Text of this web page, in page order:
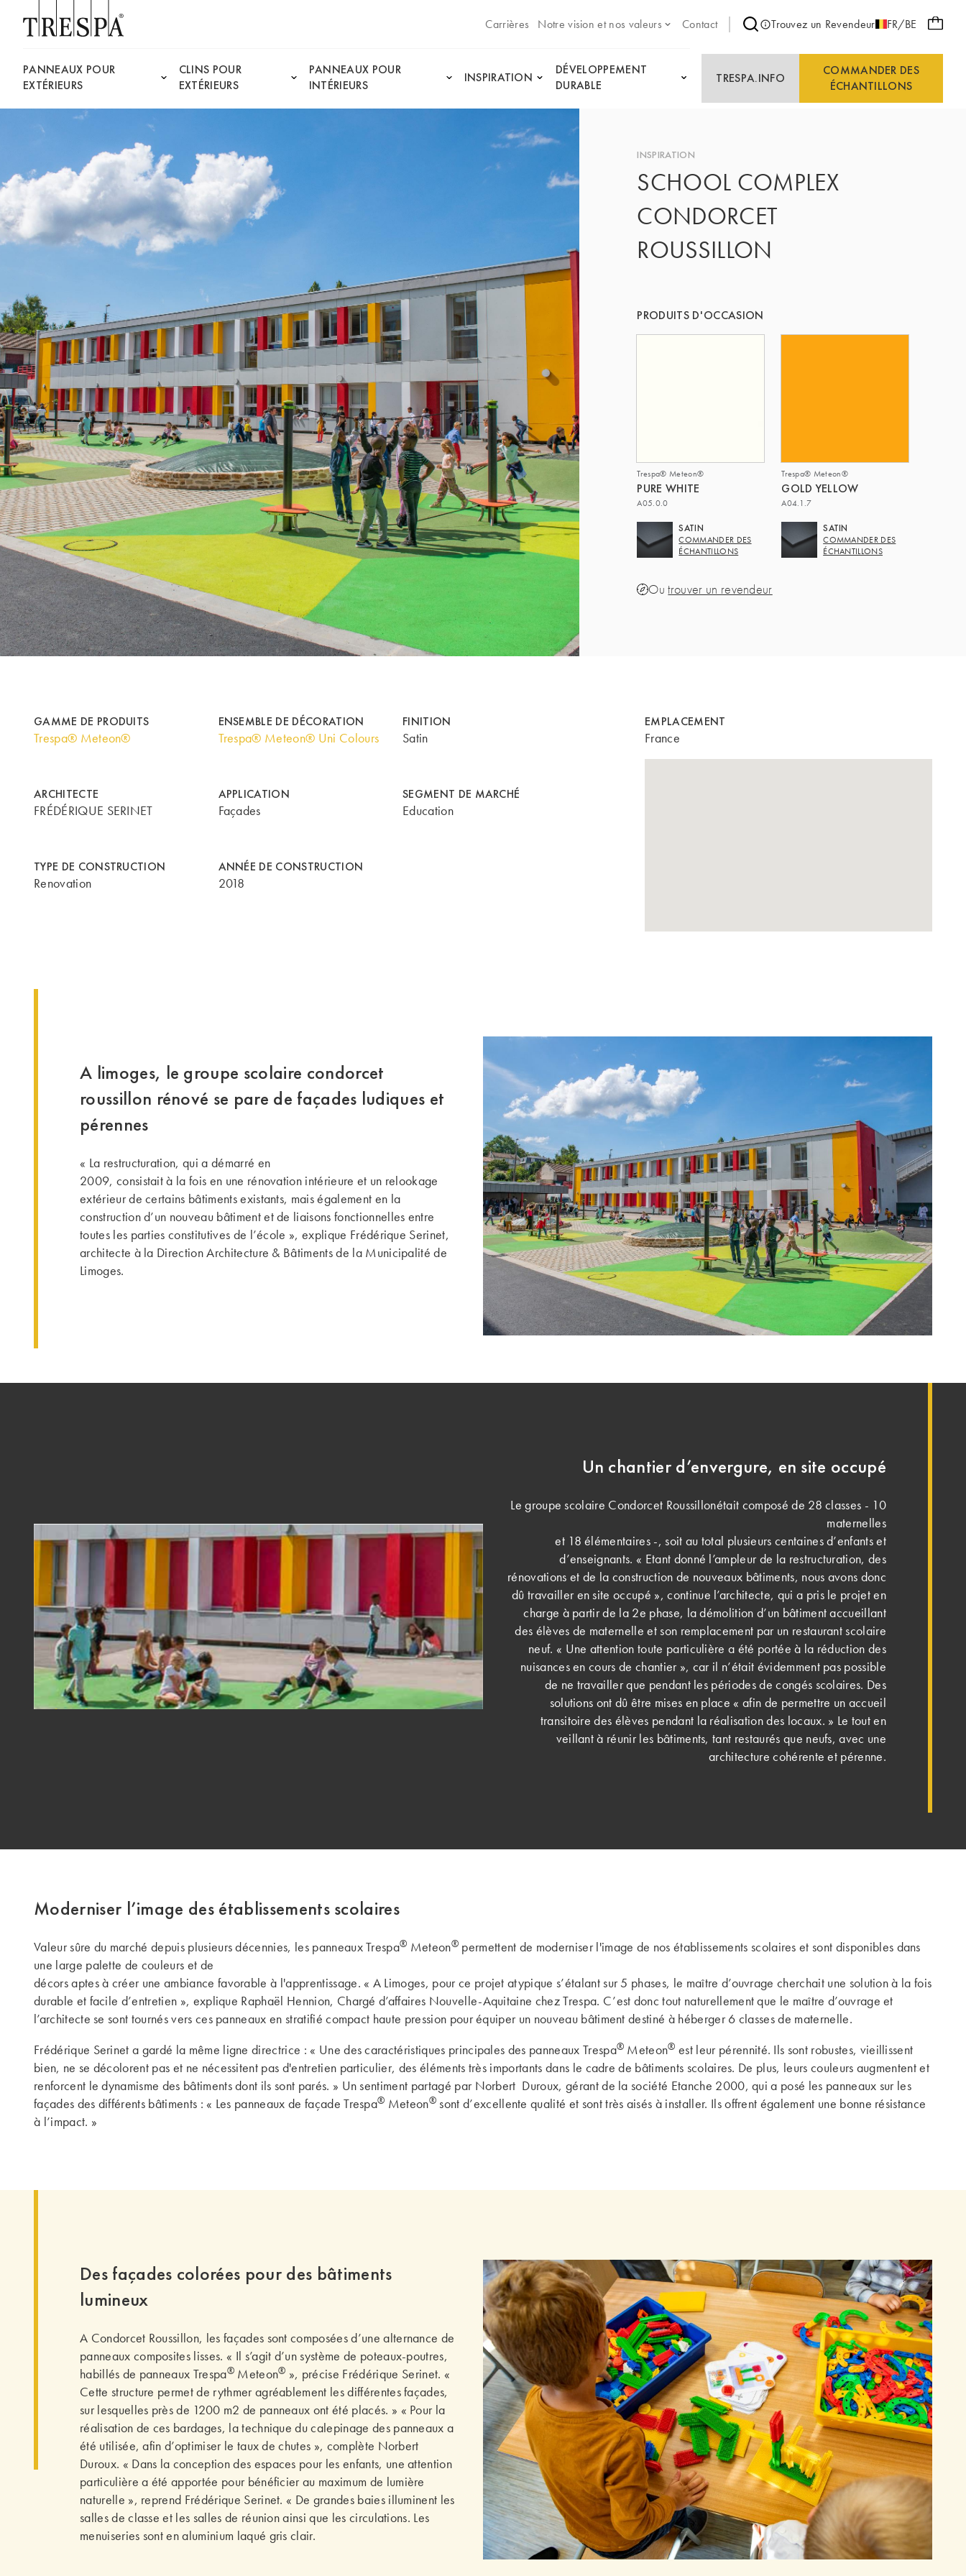
Carrières
Notre vision et nos valeurs Contact Trouvez un Revendeur FR/BE
PANNEAUX POUR
EXTÉRIEURS
CLINS POUR
EXTÉRIEURS
PANNEAUX POUR
INTÉRIEURS
INSPIRATION
DÉVELOPPEMENT
DURABLE
TRESPA.INFO
COMMANDER DES
ÉCHANTILLONS
INSPIRATION
SCHOOL COMPLEX
CONDORCET
ROUSSILLON
PRODUITS D'OCCASION
Trespa® Meteon®
PURE WHITE
A05.0.0
SATIN
COMMANDER DES
ÉCHANTILLONS
Trespa® Meteon®
GOLD YELLOW
A04.1.7
SATIN
COMMANDER DES
ÉCHANTILLONS
Outrouver un revendeur
GAMME DE PRODUITS
Trespa® Meteon®
ENSEMBLE DE DÉCORATION
Trespa® Meteon® Uni Colours
FINITION
Satin
ARCHITECTE
FRÉDÉRIQUE SERINET
APPLICATION
Façades
SEGMENT DE MARCHÉ
Education
TYPE DE CONSTRUCTION
Renovation
ANNÉE DE CONSTRUCTION
2018
EMPLACEMENT
France
A limoges, le groupe scolaire condorcet
roussillon rénové se pare de façades ludiques et
pérennes
« La restructuration, qui a démarré en
2009, consistait à la fois en une rénovation intérieure et un relookage
extérieur de certains bâtiments existants, mais également en la
construction d’un nouveau bâtiment et de liaisons fonctionnelles entre
toutes les parties constitutives de l’école », explique Frédérique Serinet,
architecte à la Direction Architecture & Bâtiments de la Municipalité de
Limoges.
Un chantier d’envergure, en site occupé
Le groupe scolaire Condorcet Roussillonétait composé de 28 classes - 10
maternelles
et 18 élémentaires -, soit au total plusieurs centaines d’enfants et
d’enseignants. « Etant donné l’ampleur de la restructuration, des
rénovations et de la construction de nouveaux bâtiments, nous avons donc
dû travailler en site occupé », continue l’architecte, qui a pris le projet en
charge à partir de la 2e phase, la démolition d’un bâtiment accueillant
des élèves de maternelle et son remplacement par un restaurant scolaire
neuf. « Une attention toute particulière a été portée à la réduction des
nuisances en cours de chantier », car il n’était évidemment pas possible
de ne travailler que pendant les périodes de congés scolaires. Des
solutions ont dû être mises en place « afin de permettre un accueil
transitoire des élèves pendant la réalisation des locaux. » Le tout en
veillant à réunir les bâtiments, tant restaurés que neufs, avec une
architecture cohérente et pérenne.
Moderniser l’image des établissements scolaires
Valeur sûre du marché depuis plusieurs décennies, les panneaux Trespa® Meteon® permettent de moderniser l'image de nos établissements scolaires et sont disponibles dans
une large palette de couleurs et de
décors aptes à créer une ambiance favorable à l'apprentissage. « A Limoges, pour ce projet atypique s’étalant sur 5 phases, le maître d’ouvrage cherchait une solution à la fois
durable et facile d’entretien », explique Raphaël Hennion, Chargé d’affaires Nouvelle-Aquitaine chez Trespa. C’est donc tout naturellement que le maître d’ouvrage et
l’architecte se sont tournés vers ces panneaux en stratifié compact haute pression pour équiper un nouveau bâtiment destiné à héberger 6 classes de maternelle.
Frédérique Serinet a gardé la même ligne directrice : « Une des caractéristiques principales des panneaux Trespa® Meteon® est leur pérennité. Ils sont robustes, vieillissent
bien, ne se décolorent pas et ne nécessitent pas d'entretien particulier, des éléments très importants dans le cadre de bâtiments scolaires. De plus, leurs couleurs augmentent et
renforcent le dynamisme des bâtiments dont ils sont parés. » Un sentiment partagé par Norbert Duroux, gérant de la société Etanche 2000, qui a posé les panneaux sur les
façades des différents bâtiments : « Les panneaux de façade Trespa® Meteon® sont d’excellente qualité et sont très aisés à installer. Ils offrent également une bonne résistance
à l’impact. »
Des façades colorées pour des bâtiments
lumineux
A Condorcet Roussillon, les façades sont composées d’une alternance de
panneaux composites lisses. « Il s’agit d’un système de poteaux-poutres,
habillés de panneaux Trespa®Meteon® », précise Frédérique Serinet. «
Cette structure permet de rythmer agréablement les différentes façades,
sur lesquelles près de 1200 m2 de panneaux ont été placés. » « Pour la
réalisation de ces bardages, la technique du calepinage des panneaux a
été utilisée, afin d’optimiser le taux de chutes », complète Norbert
Duroux. « Dans la conception des espaces pour les enfants, une attention
particulière a été apportée pour bénéficier au maximum de lumière
naturelle », reprend Frédérique Serinet. « De grandes baies illuminent les
salles de classe et les salles de réunion ainsi que les circulations. Les
menuiseries sont en aluminium laqué gris clair.